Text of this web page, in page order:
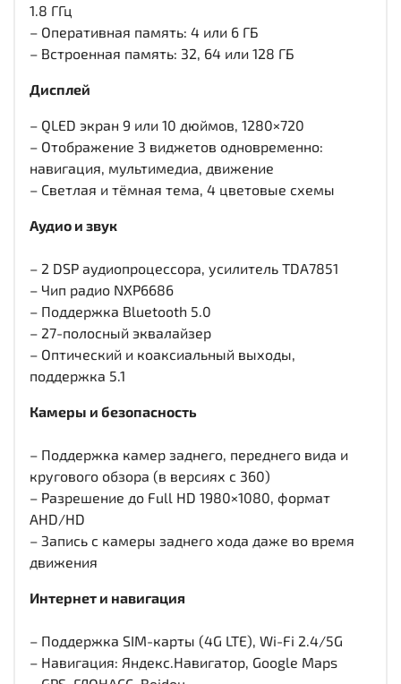
1.8 ГГц
– Оперативная память: 4 или 6 ГБ
– Встроенная память: 32, 64 или 128 ГБ
Дисплей
– QLED экран 9 или 10 дюймов, 1280×720
– Отображение 3 виджетов одновременно:
навигация, мультимедиа, движение
– Светлая и тёмная тема, 4 цветовые схемы
Аудио и звук
– 2 DSP аудиопроцессора, усилитель TDA7851
– Чип радио NXP6686
– Поддержка Bluetooth 5.0
– 27-полосный эквалайзер
– Оптический и коаксиальный выходы,
поддержка 5.1
Камеры и безопасность
– Поддержка камер заднего, переднего вида и
кругового обзора (в версиях с 360)
– Разрешение до Full HD 1980×1080, формат
AHD/HD
– Запись с камеры заднего хода даже во время
движения
Интернет и навигация
– Поддержка SIM-карты (4G LTE), Wi-Fi 2.4/5G
– Навигация: Яндекс.Навигатор, Google Maps